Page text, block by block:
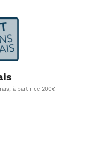
à partir de 200€